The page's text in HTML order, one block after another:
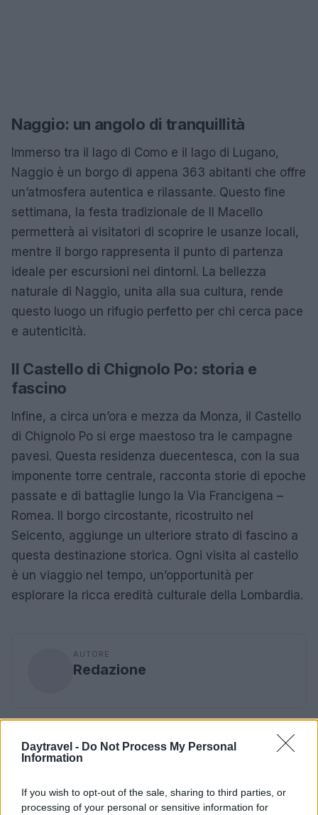
Daytravel - Do Not Process My Personal
Information
If you wish to opt-out of the sale, sharing to third parties, or
processing of your personal or sensitive information for
Naggio: un angolo di tranquillità
Immerso tra il lago di Como e il lago di Lugano,
Naggio è un borgo di appena 363 abitanti che offre
un’atmosfera autentica e rilassante. Questo fine
settimana, la festa tradizionale de Il Macello
permetterà ai visitatori di scoprire le usanze locali,
mentre il borgo rappresenta il punto di partenza
ideale per escursioni nei dintorni. La bellezza
naturale di Naggio, unita alla sua cultura, rende
questo luogo un rifugio perfetto per chi cerca pace
e autenticità.
Il Castello di Chignolo Po: storia e
fascino
Infine, a circa un’ora e mezza da Monza, il Castello
di Chignolo Po si erge maestoso tra le campagne
pavesi. Questa residenza duecentesca, con la sua
imponente torre centrale, racconta storie di epoche
passate e di battaglie lungo la Via Francigena –
Romea. Il borgo circostante, ricostruito nel
Seicento, aggiunge un ulteriore strato di fascino a
questa destinazione storica. Ogni visita al castello
è un viaggio nel tempo, un’opportunità per
esplorare la ricca eredità culturale della Lombardia.
AUTORE
Redazione